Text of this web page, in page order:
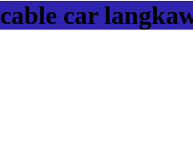
cable car